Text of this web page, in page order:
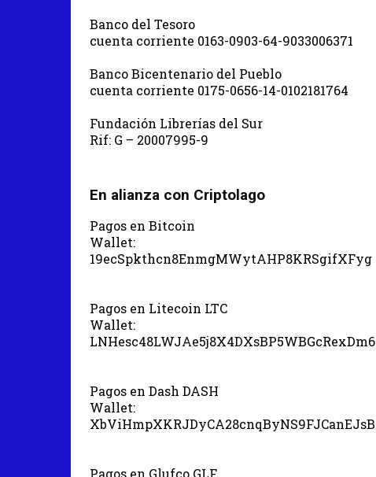
Banco del Tesoro
cuenta corriente 0163-0903-64-9033006371
Banco Bicentenario del Pueblo
cuenta corriente 0175-0656-14-0102181764
Fundación Librerías del Sur
Rif: G – 20007995-9
En alianza con Criptolago
Pagos en Bitcoin
Wallet:
19ecSpkthcn8EnmgMWytAHP8KRSgifXFyg
Pagos en Litecoin LTC
Wallet:
LNHesc48LWJAe5j8X4DXsBP5WBGcRexDm6
Pagos en Dash DASH
Wallet:
XbViHmpXKRJDyCA28cnqByNS9FJCanEJsB
Pagos en Glufco GLF